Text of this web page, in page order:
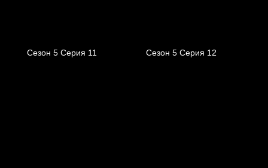
Сезон 5 Серия 11 Сезон 5 Серия 12